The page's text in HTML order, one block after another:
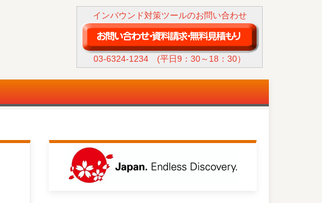
インバウンド対策ツールのお問い合わせ
03-6324-1234 (平日9：30～18：30）